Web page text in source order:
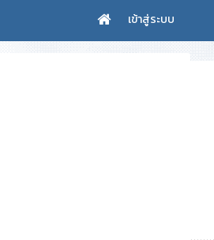
เข้าสู่ระบบ